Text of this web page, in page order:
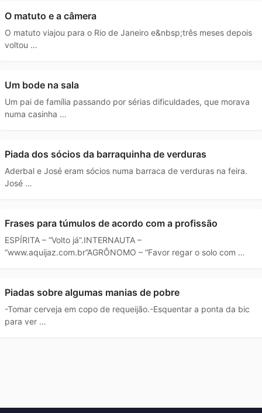
O matuto e a câmera
O matuto viajou para o Rio de Janeiro e&nbsp;três meses depois
voltou …
Um bode na sala
Um pai de família passando por sérias dificuldades, que morava
numa casinha …
Piada dos sócios da barraquinha de verduras
Aderbal e José eram sócios numa barraca de verduras na feira.
José …
Frases para túmulos de acordo com a profissão
ESPÍRITA – “Volto já”.INTERNAUTA –
“www.aquijaz.com.br”AGRÔNOMO – “Favor regar o solo com …
Piadas sobre algumas manias de pobre
-Tomar cerveja em copo de requeijão.-Esquentar a ponta da bic
para ver …